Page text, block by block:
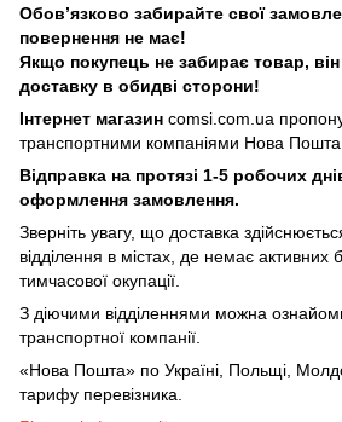
Обовʼязково забирайте свої
повернення не має!
Якщо покупець не забирає товар,
доставку в обидві сторони!
Інтернет магазин comsi.com.ua
транспортними компаніями Нова Пошта
Відправка на протязі 1-5 робочих
оформлення замовлення.
Зверніть увагу, що доставка
відділення в містах, де немає активних
тимчасової окупації.
З діючими відділеннями можна
транспортної компанії.
«Нова Пошта» по Україні, Польщі,
тарифу перевізника.